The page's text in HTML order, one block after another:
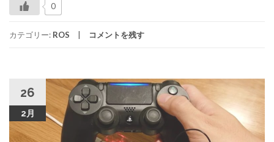
0
カテゴリー: ROS コメントを残す
26
2月